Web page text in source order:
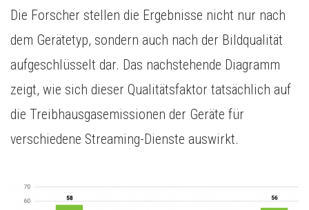
Die Forscher stellen die Ergebnisse nicht nur nach
dem Gerätetyp, sondern auch nach der Bildqualität
aufgeschlüsselt dar. Das nachstehende Diagramm
zeigt, wie sich dieser Qualitätsfaktor tatsächlich auf
die Treibhausgasemissionen der Geräte für
verschiedene Streaming-Dienste auswirkt.